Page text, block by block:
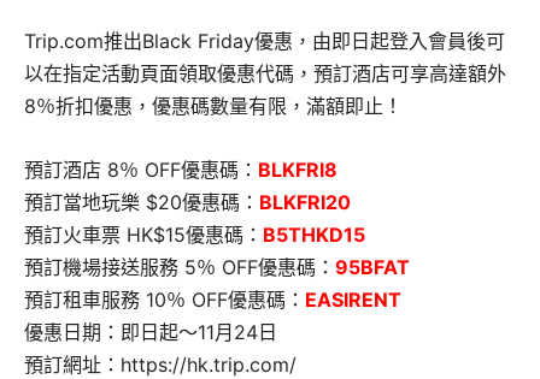
Trip.com推出Black Friday優惠，由即日起登入會員後可
以在指定活動頁面領取優惠代碼，預訂酒店可享高達額外
8％折扣優惠，優惠碼數量有限，滿額即止！
預訂酒店 8％ OFF優惠碼： BLKFRI8
預訂當地玩樂 $20優惠碼： BLKFRI20
預訂火車票 HK$15優惠碼： B5THKD15
預訂機場接送服務 5％ OFF優惠碼： 95BFAT
預訂租車服務 10％ OFF優惠碼： EASIRENT
優惠日期：即日起～11月24日
預訂網址：https://hk.trip.com/